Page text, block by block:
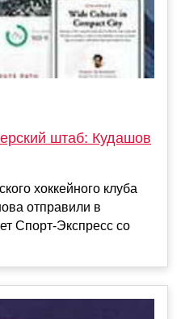
штаб: Кудашов
хоккейного клуба
отправили в
Спорт-Экспресс со